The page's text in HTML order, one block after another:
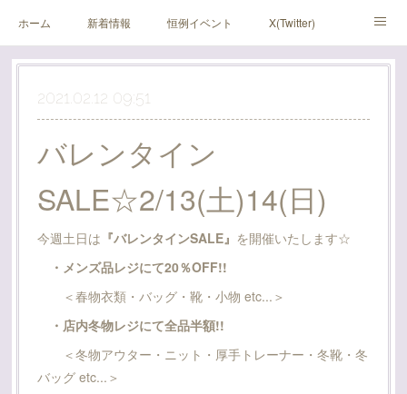
ホーム 新着情報 恒例イベント X(Twitter)
アメブロ Instagram
2021.02.12 09:51
バレンタイン
SALE☆2/13(土)14(日)
今週土日は 『バレンタインSALE』 を開催いたします☆
・メンズ品レジにて20％OFF!!
＜春物衣類・バッグ・靴・小物 etc...＞
・店内冬物レジにて全品半額!!
＜冬物アウター・ニット・厚手トレーナー・冬靴・冬
バッグ etc...＞